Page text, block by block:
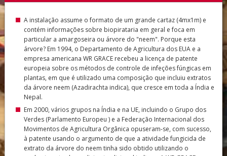
A instalação assume o formato de um grande cartaz (4mx1m) e
contém informações sobre biopirataria em geral e foca em
particular a amargoseira ou árvore do "neem". Porque esta
árvore? Em 1994, o Departamento de Agricultura dos EUA e a
empresa americana WR GRACE recebeu a licença de patente
europeia sobre os métodos de controle de infeções fúngicas em
plantas, em que é utilizado uma composição que incluiu extratos
da árvore neem (Azadirachta indica), que cresce em toda a Índia e
Nepal.
Em 2000, vários grupos na Índia e na UE, incluindo o Grupo dos
Verdes (Parlamento Europeu ) e a Federação Internacional dos
Movimentos de Agricultura Orgânica opuseram-se, com sucesso,
à patente usando o argumento de que a atividade fungicida de
extrato da árvore do neem tinha sido obtido utilizando o